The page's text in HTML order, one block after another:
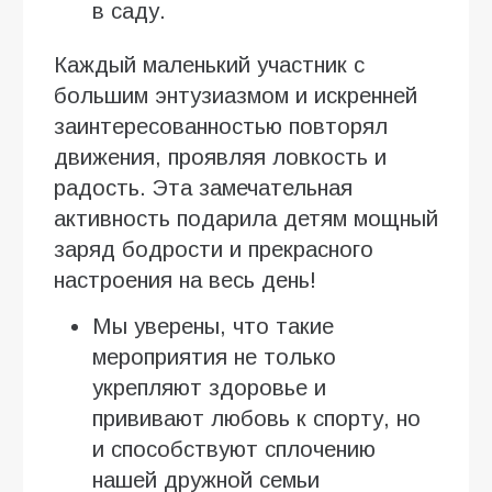
в саду.
Каждый маленький участник с
большим энтузиазмом и искренней
заинтересованностью повторял
движения, проявляя ловкость и
радость. Эта замечательная
активность подарила детям мощный
заряд бодрости и прекрасного
настроения на весь день!
Мы уверены, что такие
мероприятия не только
укрепляют здоровье и
прививают любовь к спорту, но
и способствуют сплочению
нашей дружной семьи